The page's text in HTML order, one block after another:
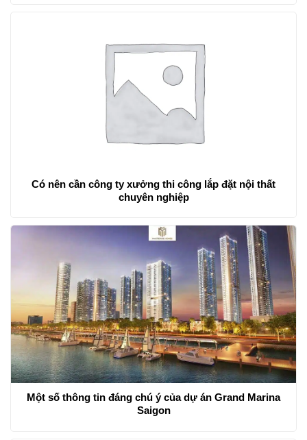
Có nên cần công ty xưởng thi công lắp đặt nội thất
chuyên nghiệp
Một số thông tin đáng chú ý của dự án Grand Marina
Saigon